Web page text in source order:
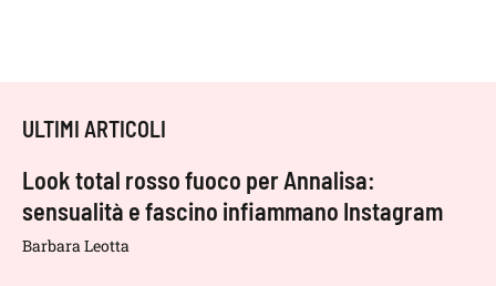
ULTIMI ARTICOLI
Look total rosso fuoco per Annalisa:
sensualità e fascino infiammano Instagram
Barbara Leotta